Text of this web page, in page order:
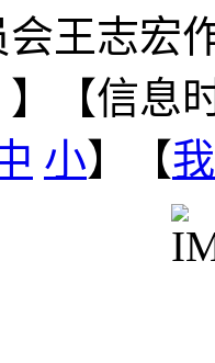
王志宏
】
【信息
小】【